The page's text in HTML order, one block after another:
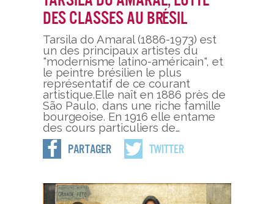
des classes au Brésil
Tarsila do Amaral (1886-1973) est
un des principaux artistes du
"modernisme latino-américain", et
le peintre brésilien le plus
représentatif de ce courant
artistique.Elle naît en 1886 près de
São Paulo, dans une riche famille
bourgeoise. En 1916 elle entame
des cours particuliers de…
Partager Twitter